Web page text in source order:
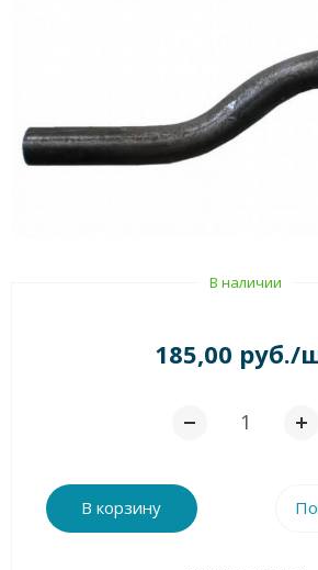
В наличии
185,00 руб./
В корзину